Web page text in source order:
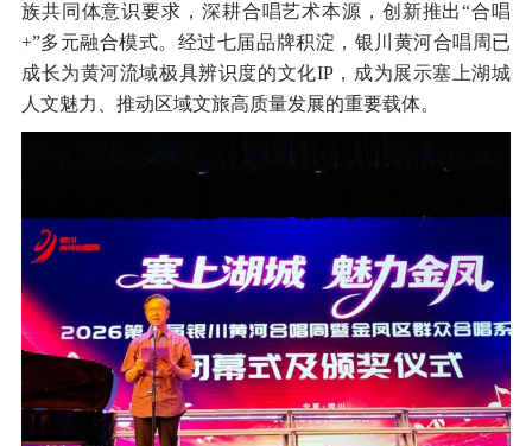
族共同体意识要求，深耕合唱艺术本源，创新推出“合唱
+”多元融合模式。经过七届品牌积淀，银川黄河合唱周已
成长为黄河流域极具辨识度的文化IP，成为展示塞上湖城
人文魅力、推动区域文旅高质量发展的重要载体。